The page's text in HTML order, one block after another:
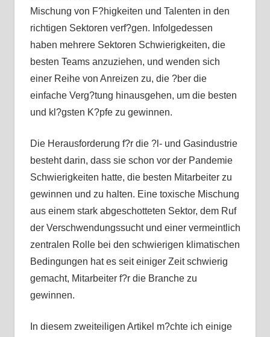
Mischung von F?higkeiten und Talenten in den
richtigen Sektoren verf?gen. Infolgedessen
haben mehrere Sektoren Schwierigkeiten, die
besten Teams anzuziehen, und wenden sich
einer Reihe von Anreizen zu, die ?ber die
einfache Verg?tung hinausgehen, um die besten
und kl?gsten K?pfe zu gewinnen.
Die Herausforderung f?r die ?l- und Gasindustrie
besteht darin, dass sie schon vor der Pandemie
Schwierigkeiten hatte, die besten Mitarbeiter zu
gewinnen und zu halten. Eine toxische Mischung
aus einem stark abgeschotteten Sektor, dem Ruf
der Verschwendungssucht und einer vermeintlich
zentralen Rolle bei den schwierigen klimatischen
Bedingungen hat es seit einiger Zeit schwierig
gemacht, Mitarbeiter f?r die Branche zu
gewinnen.
In diesem zweiteiligen Artikel m?chte ich einige